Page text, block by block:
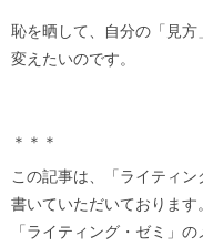
恥を晒して、自分の「見方
変えたいのです。
＊＊＊
この記事は、「ライティ
書いていただいております。
「ライティング・ゼミ」